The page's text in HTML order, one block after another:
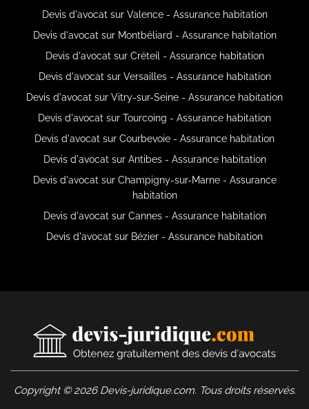
Devis d'avocat sur Valence - Assurance habitation
Devis d'avocat sur Montbéliard - Assurance habitation
Devis d'avocat sur Créteil - Assurance habitation
Devis d'avocat sur Versailles - Assurance habitation
Devis d'avocat sur Vitry-sur-Seine - Assurance habitation
Devis d'avocat sur Tourcoing - Assurance habitation
Devis d'avocat sur Courbevoie - Assurance habitation
Devis d'avocat sur Antibes - Assurance habitation
Devis d'avocat sur Champigny-sur-Marne - Assurance
habitation
Devis d'avocat sur Cannes - Assurance habitation
Devis d'avocat sur Bézier - Assurance habitation
Copyright © 2026 Devis-juridique.com. Tous droits réservés.